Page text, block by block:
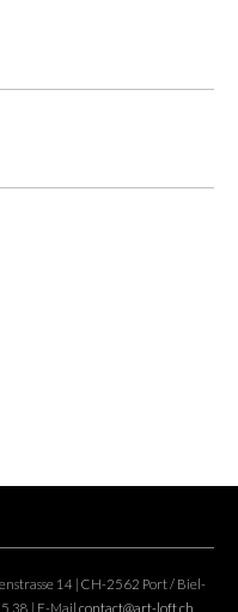
14 | CH-2562 Port / Biel-
38 | E-Mail contact@art-loft.ch